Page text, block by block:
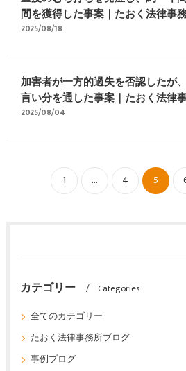
間を獲得した事案｜たおく法律事
2025/08/18
加害者が一方的過失を否認したが
言い分を通した事案｜たおく法律
2025/08/04
1 ... 4 5
カテゴリー
Categories
全てのカテゴリー
たおく法律事務所ブログ
事例ブログ